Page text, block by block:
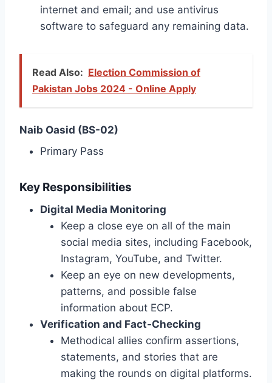
internet and email; and use antivirus
software to safeguard any remaining data.
Read Also: Election Commission of
Pakistan Jobs 2024 - Online Apply
Naib Oasid (BS-02)
Primary Pass
Key Responsibilities
Digital Media Monitoring
Keep a close eye on all of the main
social media sites, including Facebook,
Instagram, YouTube, and Twitter.
Keep an eye on new developments,
patterns, and possible false
information about ECP.
Verification and Fact-Checking
Methodical allies confirm assertions,
statements, and stories that are
making the rounds on digital platforms.